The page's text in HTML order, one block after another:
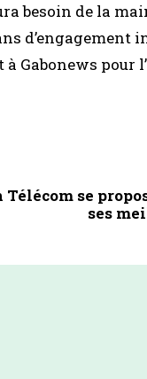
besoin de la
d’engagement
Gabonews pour
Télécom se
ses